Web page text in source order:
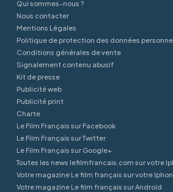
Qui sommes-nous ?
Nous contacter
Mentions Légales
Politique de protection des données
Conditions générales de vente
Signalement contenu abusif
Kit de presse
Publicité web
Publicité print
Charte
Le Film Français sur Facebook
Le Film Français sur Twitter
Le Film Français sur Google+
Toutes les news lefilmfrancais.com sur votre
Votre magazine Le film français sur votre
Votre magazine Le film français sur Android